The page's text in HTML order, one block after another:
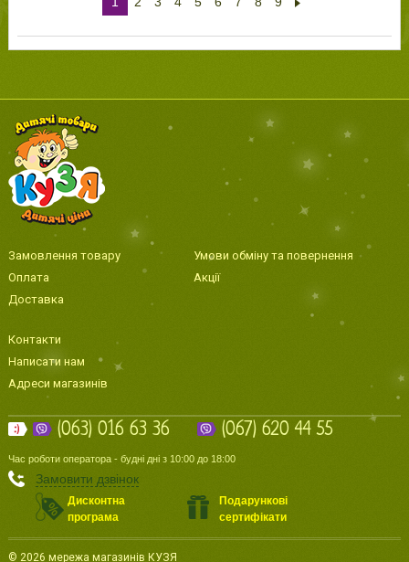
Замовлення товару
Оплата
Доставка
Умови обміну та повернення
Акції
Контакти
Написати нам
Адреси магазинів
(063) 016 63 36 (067) 620 44 55
Час роботи оператора - будні дні з 10:00 до 18:00
Замовити дзвінок
Дисконтна
програма
Подарункові
сертифікати
© 2026 мережа магазинів КУЗЯ